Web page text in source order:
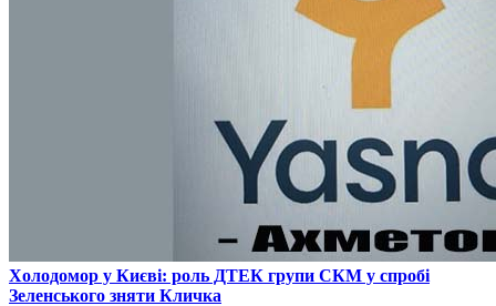
​Холодомор у Києві: роль ДТЕК групи СКМ у спробі
Зеленського зняти Кличка